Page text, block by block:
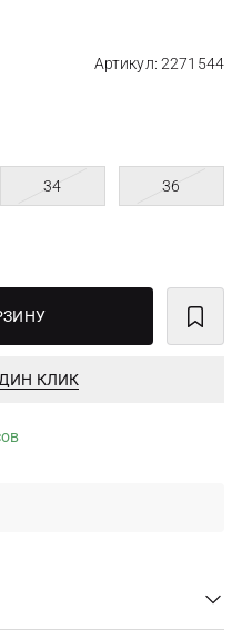
Артикул: 2271544
34 36
КЛИК